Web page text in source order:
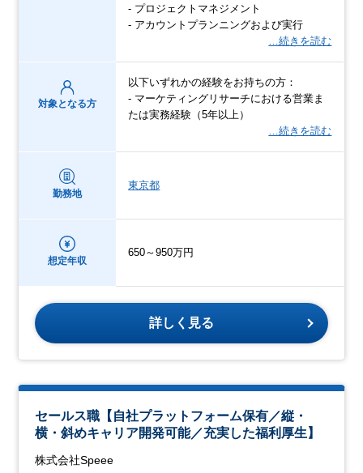
- プロジェクトマネジメント
- アカウントプランニングおよび実行
…続きを読む
対象となる方
以下いずれかの経験をお持ちの方：
- マーケティングリサーチにおける営業ま
たは実務経験（5年以上）
…続きを読む
勤務地
東京都
想定年収
650～950万円
詳しく見る
セールス職【自社プラットフォーム保有／縦・
横・斜めキャリア開発可能／充実した福利厚生】
株式会社Speee